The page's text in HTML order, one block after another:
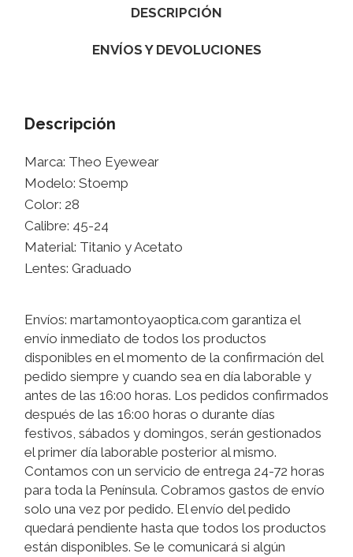
DESCRIPCIÓN
ENVÍOS Y DEVOLUCIONES
Descripción
Marca: Theo Eyewear
Modelo: Stoemp
Color: 28
Calibre: 45-24
Material: Titanio y Acetato
Lentes: Graduado
Envíos: martamontoyaoptica.com garantiza el
envío inmediato de todos los productos
disponibles en el momento de la confirmación del
pedido siempre y cuando sea en día laborable y
antes de las 16:00 horas. Los pedidos confirmados
después de las 16:00 horas o durante días
festivos, sábados y domingos, serán gestionados
el primer día laborable posterior al mismo.
Contamos con un servicio de entrega 24-72 horas
para toda la Península. Cobramos gastos de envío
solo una vez por pedido. El envío del pedido
quedará pendiente hasta que todos los productos
están disponibles. Se le comunicará si algún